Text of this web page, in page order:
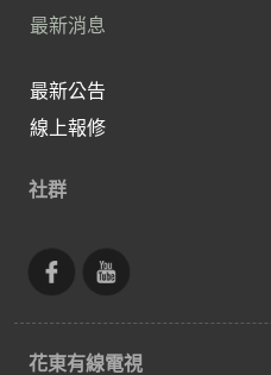
最新消息
最新公告
線上報修
社群
花東有線電視